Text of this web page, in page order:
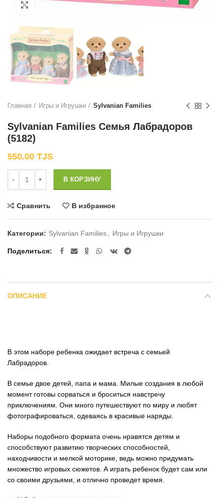
Нажмите, чтобы увеличить
Главная Игры и Игрушки Sylvanian Families
Sylvanian Families Семья Лабрадоров
(5182)
550.00 TJS
В КОРЗИНУ
Сравнить В избранное
Категории: Sylvanian Families, Игры и Игрушки
Поделиться
ОПИСАНИЕ
В этом наборе ребенка ожидает встреча с семьей
Лабрадоров.
В семье двое детей, папа и мама. Милые создания в любой
момент готовы сорваться и броситься навстречу
приключениям. Они много путешествуют по миру и любят
фотографироваться, одеваясь в красивые наряды.
Наборы подобного формата очень нравятся детям и
способствуют развитию творческих способностей,
находчивости и мелкой моторике, ведь можно придумать
множество игровых сюжетов. А играть ребенок будет сам или
со своими друзьями, и отлично проведет время.